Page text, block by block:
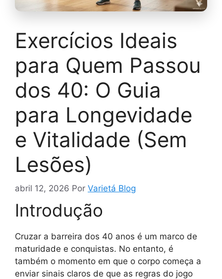
Exercícios Ideais
para Quem Passou
dos 40: O Guia
para Longevidade
e Vitalidade (Sem
Lesões)
abril 12, 2026 Por Varietá Blog
Introdução
Cruzar a barreira dos 40 anos é um marco de
maturidade e conquistas. No entanto, é
também o momento em que o corpo começa a
enviar sinais claros de que as regras do jogo